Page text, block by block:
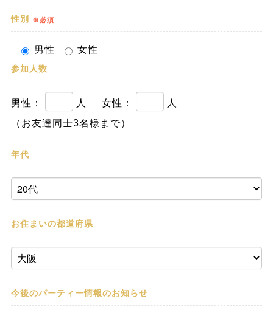
性別 ※必須
男性 女性
参加人数
男性： 人 女性：
人
（お友達同士3名様まで）
年代
お住まいの都道府県
今後のパーティー情報のお知らせ